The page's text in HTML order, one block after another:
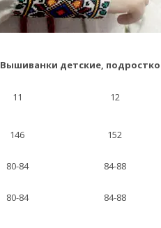
Вышиванки детские,
11 12
146 152
80-84 84-88
80-84 84-88